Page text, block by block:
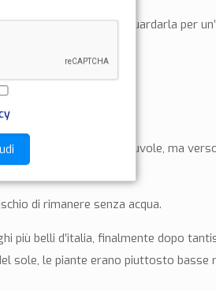
l’occasione di guardarla per
Friuli.
verso Aiello.
parte coperto dalle nuvole, ma
di rimanere senza acqua.
belli d’italia, finalmente dopo
sole, le piante erano piuttosto basse